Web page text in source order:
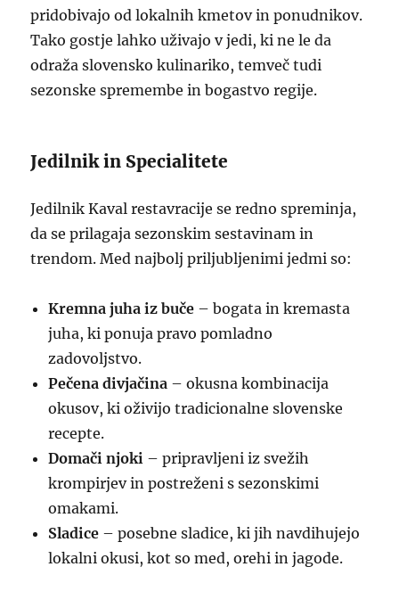
pridobivajo od lokalnih kmetov in ponudnikov.
Tako gostje lahko uživajo v jedi, ki ne le da
odraža slovensko kulinariko, temveč tudi
sezonske spremembe in bogastvo regije.
Jedilnik in Specialitete
Jedilnik Kaval restavracije se redno spreminja,
da se prilagaja sezonskim sestavinam in
trendom. Med najbolj priljubljenimi jedmi so:
Kremna juha iz buče – bogata in kremasta
juha, ki ponuja pravo pomladno
zadovoljstvo.
Pečena divjačina – okusna kombinacija
okusov, ki oživijo tradicionalne slovenske
recepte.
Domači njoki – pripravljeni iz svežih
krompirjev in postreženi s sezonskimi
omakami.
Sladice – posebne sladice, ki jih navdihujejo
lokalni okusi, kot so med, orehi in jagode.